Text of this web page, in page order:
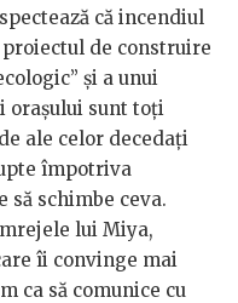
că incendiul
de construire
și a unui
orașului sunt toți
ale celor decedați
împotriva
schimbe ceva.
lui Miya,
îi convinge mai
ca să comunice cu